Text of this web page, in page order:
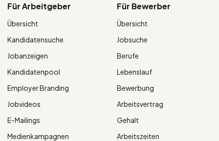
Für Arbeitgeber
Übersicht
Kandidatensuche
Jobanzeigen
Kandidatenpool
Employer Branding
Jobvideos
E-Mailings
Medienkampagnen
Für Bewerber
Übersicht
Jobsuche
Berufe
Lebenslauf
Bewerbung
Arbeitsvertrag
Gehalt
Arbeitszeiten